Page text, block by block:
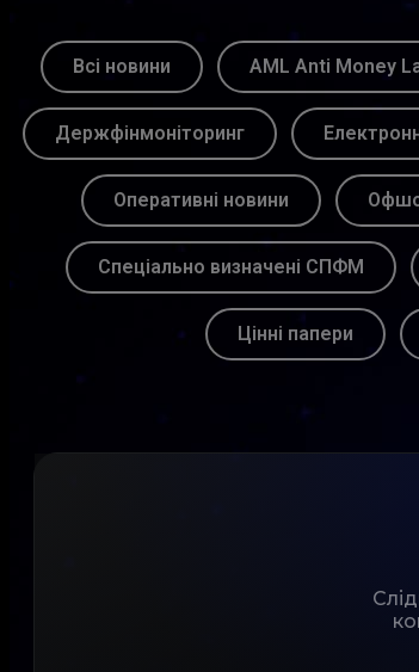
Всі новини AML Anti Money
Держфінмоніторинг
Оперативні новини
Спеціально визначені СПФМ
Цінні папери